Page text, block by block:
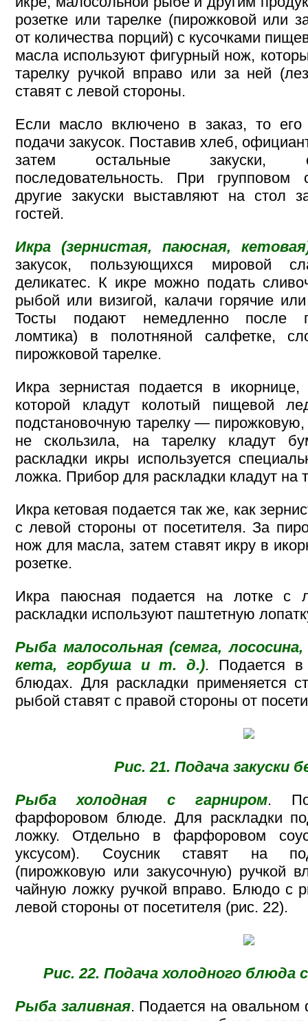
розетке или тарелке (пирожковой или
от количества порций) с кусочками
масла используют фигурный нож,
тарелку ручкой вправо или за ней
ставят с левой стороны.
Если масло включено в заказ, то
подачи закусок. Поставив хлеб,
затем остальные закуски,
последовательность. При
другие закуски выставляют на
гостей.
Икра (зернистая, паюсная,
закусок, пользующихся мировой
деликатес. К икре можно подать
рыбой или визигой, калачи горячие
Тосты подают немедленно после
ломтика) в полотняной салфетке,
пирожковой тарелке.
Икра зернистая подается в
которой кладут колотый пищевой
подстановочную тарелку —
не скользила, на тарелку кладут
раскладки икры используется
ложка. Прибор для раскладки кладут на
Икра кетовая подается так же, как
с левой стороны от посетителя. За
нож для масла, затем ставят икру в
розетке.
Икра паюсная подается на лотке с
раскладки используют паштетную
Рыба малосольная (семга,
кета, горбуша и т. д.). Подается
блюдах. Для раскладки применяется
рыбой ставят с правой стороны от
Рис. 21. Подача закуски
Рыба холодная с гарниром.
фарфоровом блюде. Для раскладки
ложку. Отдельно в фарфоровом
уксусом). Соусник ставят на
(пирожковую или закусочную) ручкой
чайную ложку ручкой вправо. Блюдо с
левой стороны от посетителя (рис. 22).
Рис. 22. Подача холодного блюда
Рыба заливная. Подается на